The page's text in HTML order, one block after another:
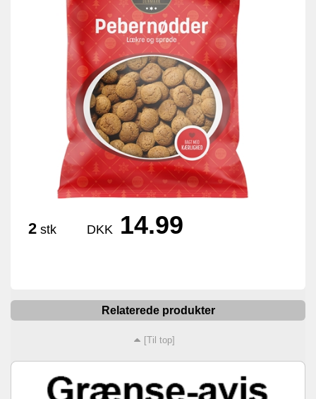
2 stk DKK 14.99
Relaterede produkter
[Til top]